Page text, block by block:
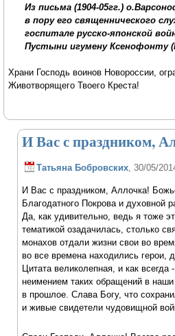
Из письма (1904-05гг.)
в пору его священнического
госпитале русско-японской
Пустыни игумену Ксенофонту
Храни Господь воинов Новороссии,
Животворящего Твоего Креста!
И Вас с праздником,
Татьяна Бобровских, 30/05/
И Вас с праздником, Аллочка!
Благодатного Покрова и духовной
Да, как удивительно, ведь я тоже
тематикой озадачилась, столько
монахов отдали жизни свои во
во все времена находились герои,
Цитата великолепная, и как
неимением таких обращений в
в прошлое. Слава Богу, что
и живые свидетели чудовищной